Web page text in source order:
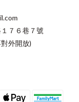
７６巷７號
外開放)